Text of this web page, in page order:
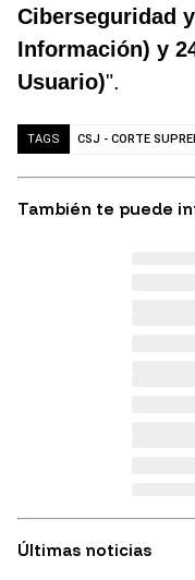
Ciberseguridad
Información) y
Usuario)".
TAGS CSJ - CORTE
También te puede
Últimas noticias